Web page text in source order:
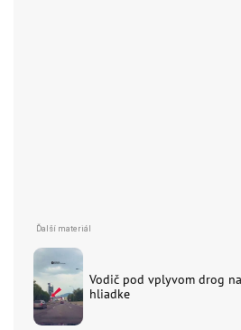
Vodič pod vplyvom drog
hliadke